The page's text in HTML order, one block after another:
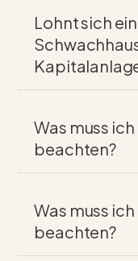
Lohnt sich
Was muss
beachten?
Was muss
beachten?